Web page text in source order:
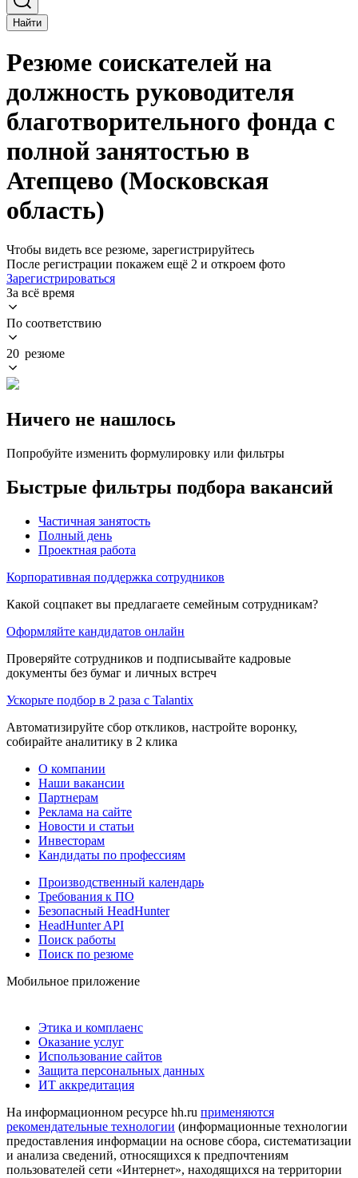
Найти
Резюме соискателей на
должность руководителя
благотворительного фонда с
полной занятостью в
Атепцево (Московская
область)
Чтобы видеть все резюме, зарегистрируйтесь
После регистрации покажем ещё 2 и откроем фото
Зарегистрироваться
За всё время
По соответствию
20 резюме
Ничего не нашлось
Попробуйте изменить формулировку или фильтры
Быстрые фильтры подбора вакансий
Частичная занятость
Полный день
Проектная работа
Корпоративная поддержка сотрудников
Какой соцпакет вы предлагаете семейным сотрудникам?
Оформляйте кандидатов онлайн
Проверяйте сотрудников и подписывайте кадровые
документы без бумаг и личных встреч
Ускорьте подбор в 2 раза с Talantix
Автоматизируйте сбор откликов, настройте воронку,
собирайте аналитику в 2 клика
О компании
Наши вакансии
Партнерам
Реклама на сайте
Новости и статьи
Инвесторам
Кандидаты по профессиям
Производственный календарь
Требования к ПО
Безопасный HeadHunter
HeadHunter API
Поиск работы
Поиск по резюме
Мобильное приложение
Этика и комплаенс
Оказание услуг
Использование сайтов
Защита персональных данных
ИТ аккредитация
На информационном ресурсе hh.ru применяются
рекомендательные технологии (информационные технологии
предоставления информации на основе сбора, систематизации
и анализа сведений, относящихся к предпочтениям
пользователей сети «Интернет», находящихся на территории